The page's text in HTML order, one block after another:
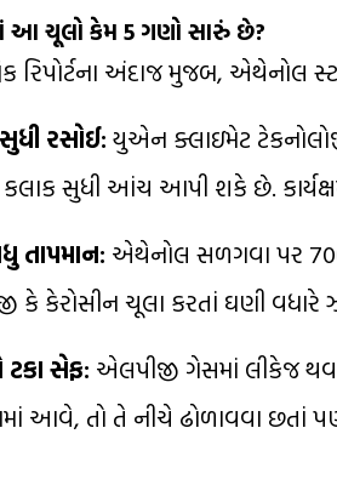
આ ચૂલો કેમ 5 ગણો સારું છે?
રિપોર્ટના અંદાજ મુજબ, એથેનોલ
રસોઈ: યુએન ક્લાઇમેટ
સુધી આંચ આપી શકે છે.
તાપમાન: એથેનોલ સળગવા પર 700
કે કેરોસીન ચૂલા કરતાં ઘણી
ટકા સેફ: એલપીજી ગેસમાં લીકેજ
આવે, તો તે નીચે ઢોળાવવા